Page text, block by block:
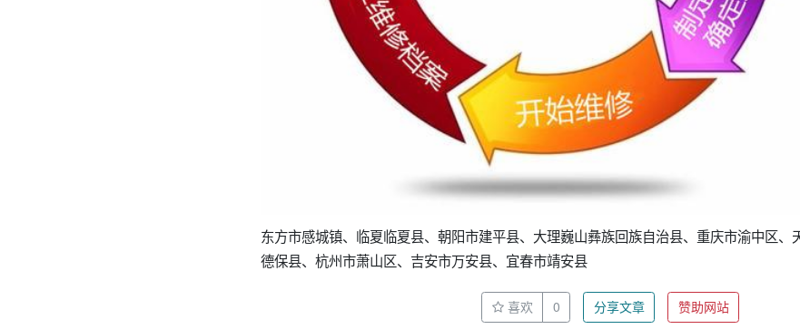
东方市感城镇、临夏临夏县、朝阳市建平县、大理巍山彝族回族自治县、重庆市渝中区、
德保县、杭州市萧山区、吉安市万安县、宜春市靖安县
喜欢 0 分享文章 赞助网站